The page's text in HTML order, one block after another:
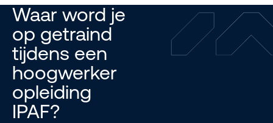
Waar word je
op getraind
tijdens een
hoogwerker
opleiding
IPAF?